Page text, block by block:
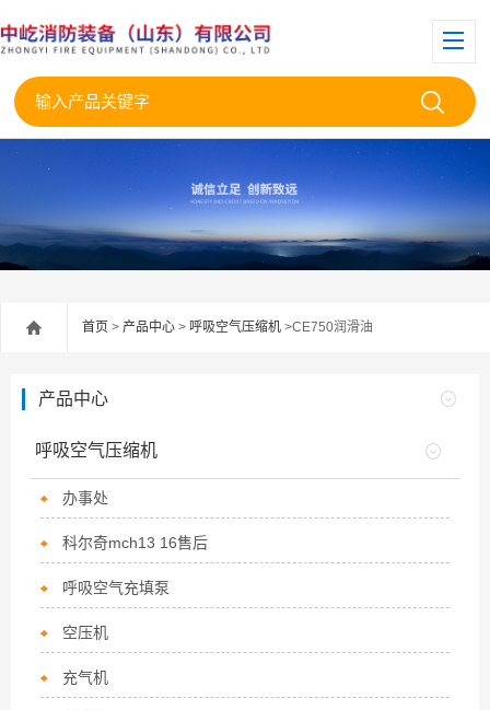
首页 > 产品中心 > 呼吸空气压缩机 >CE750润滑油
产品中心
呼吸空气压缩机
办事处
科尔奇mch13 16售后
呼吸空气充填泵
空压机
充气机